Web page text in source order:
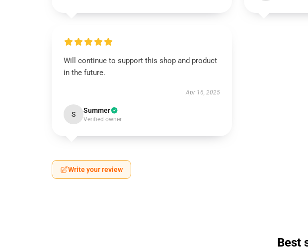
Will continue to support this shop and product
in the future.
Apr 16, 2025
S Summer
Verified owner
Write your review
Best